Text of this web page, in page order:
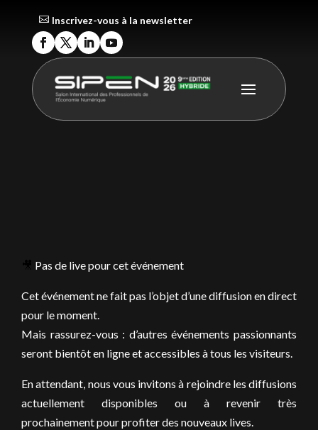
Inscrivez-vous à la newsletter
Pas de live pour cet événement
Cet événement ne fait pas l’objet d’une diffusion en direct
pour le moment.
Mais rassurez-vous : d’autres événements passionnants
seront bientôt en ligne et accessibles à tous les visiteurs.
En attendant, nous vous invitons à rejoindre les diffusions
actuellement disponibles ou à revenir très
prochainement pour profiter des nouveaux lives.